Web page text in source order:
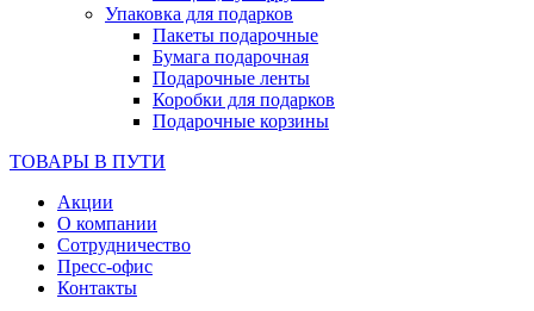
Упаковка для подарков
Пакеты подарочные
Бумага подарочная
Подарочные ленты
Коробки для подарков
Подарочные корзины
ТОВАРЫ В ПУТИ
Акции
О компании
Сотрудничество
Пресс-офис
Контакты